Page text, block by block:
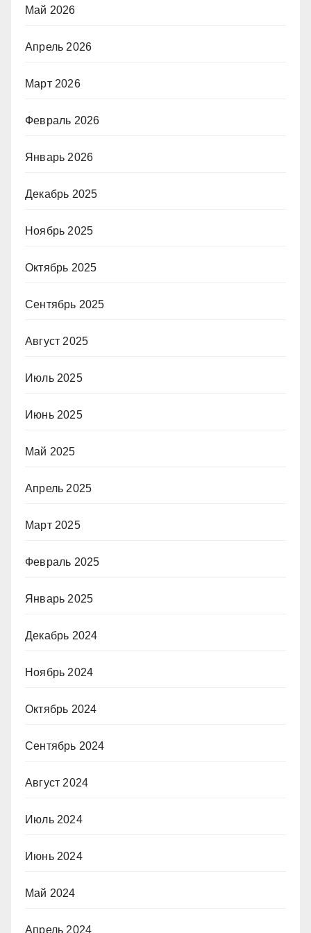
Май 2026
Апрель 2026
Март 2026
Февраль 2026
Январь 2026
Декабрь 2025
Ноябрь 2025
Октябрь 2025
Сентябрь 2025
Август 2025
Июль 2025
Июнь 2025
Май 2025
Апрель 2025
Март 2025
Февраль 2025
Январь 2025
Декабрь 2024
Ноябрь 2024
Октябрь 2024
Сентябрь 2024
Август 2024
Июль 2024
Июнь 2024
Май 2024
Апрель 2024